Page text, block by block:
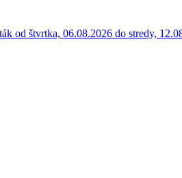
štvrtka, 06.08.2026 do stredy,